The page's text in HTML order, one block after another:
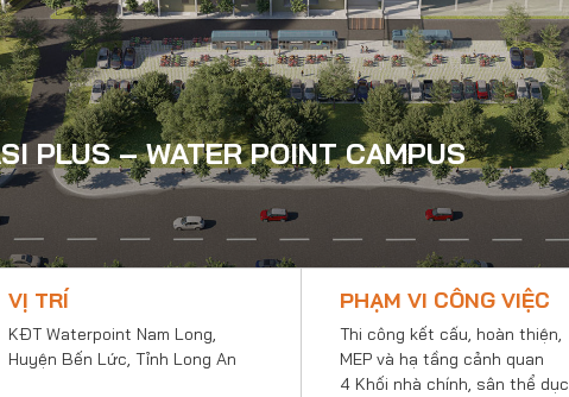
PLUS – WATER POINT CAMPUS
VỊ TRÍ
KĐT Waterpoint Nam Long,
Huyện Bến Lức, Tỉnh Long An
PHẠM VI CÔNG VIỆC
Thi công kết cấu, hoàn thiện,
MEP và hạ tầng cảnh quan
4 Khối nhà chính, sân thể dục